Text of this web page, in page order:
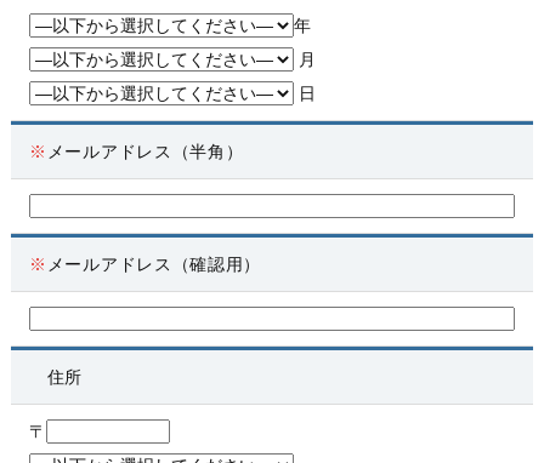
年
月
日
※ メールアドレス（半角）
※ メールアドレス（確認用）
住所
〒